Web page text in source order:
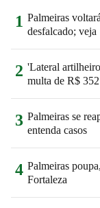
1 Palmeiras
desfalcado; veja
2 'Lateral
multa de R$
3 Palmeiras se
entenda casos
4 Palmeiras
Fortaleza